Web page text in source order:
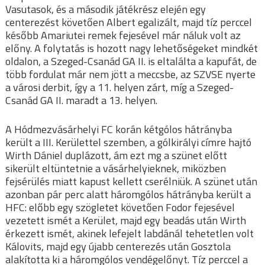
Vasutasok, és a második játékrész elején egy
centerezést követően Albert egalizált, majd tíz perccel
később Amariutei remek fejesével már náluk volt az
előny. A folytatás is hozott nagy lehetőségeket mindkét
oldalon, a Szeged-Csanád GA II. is eltalálta a kapufát, de
több fordulat már nem jött a meccsbe, az SZVSE nyerte
a városi derbit, így a 11. helyen zárt, míg a Szeged-
Csanád GA II. maradt a 13. helyen.
A Hódmezvásárhelyi FC korán kétgólos hátrányba
került a III. Kerülettel szemben, a gólkirályi címre hajtó
Wirth Dániel duplázott, ám ezt mg a szünet előtt
sikerült eltüntetnie a vásárhelyieknek, miközben
fejsérülés miatt kapust kellett cserélniük. A szünet után
azonban pár perc alatt háromgólos hátrányba került a
HFC: előbb egy szögletet követően Fodor fejesével
vezetett ismét a Kerület, majd egy beadás után Wirth
érkezett ismét, akinek lefejelt labdánál tehetetlen volt
Kálovits, majd egy újabb centerezés után Gosztola
alakította ki a háromgólos vendégelőnyt. Tíz perccel a